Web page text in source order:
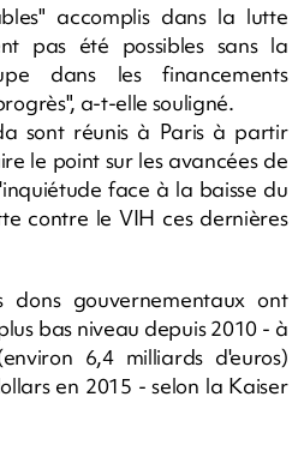
accomplis dans la lutte
pas été possibles sans la
dans les financements
a-t-elle souligné.
sont réunis à Paris à partir
le point sur les avancées de
face à la baisse du
contre le VIH ces dernières
gouvernementaux ont
bas niveau depuis 2010 - à
6,4 milliards d'euros)
en 2015 - selon la Kaiser